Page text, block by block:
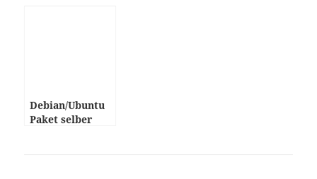
Debian/Ubuntu
Paket selber